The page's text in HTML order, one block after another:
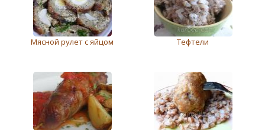
Мясной рулет с яйцом Тефтели